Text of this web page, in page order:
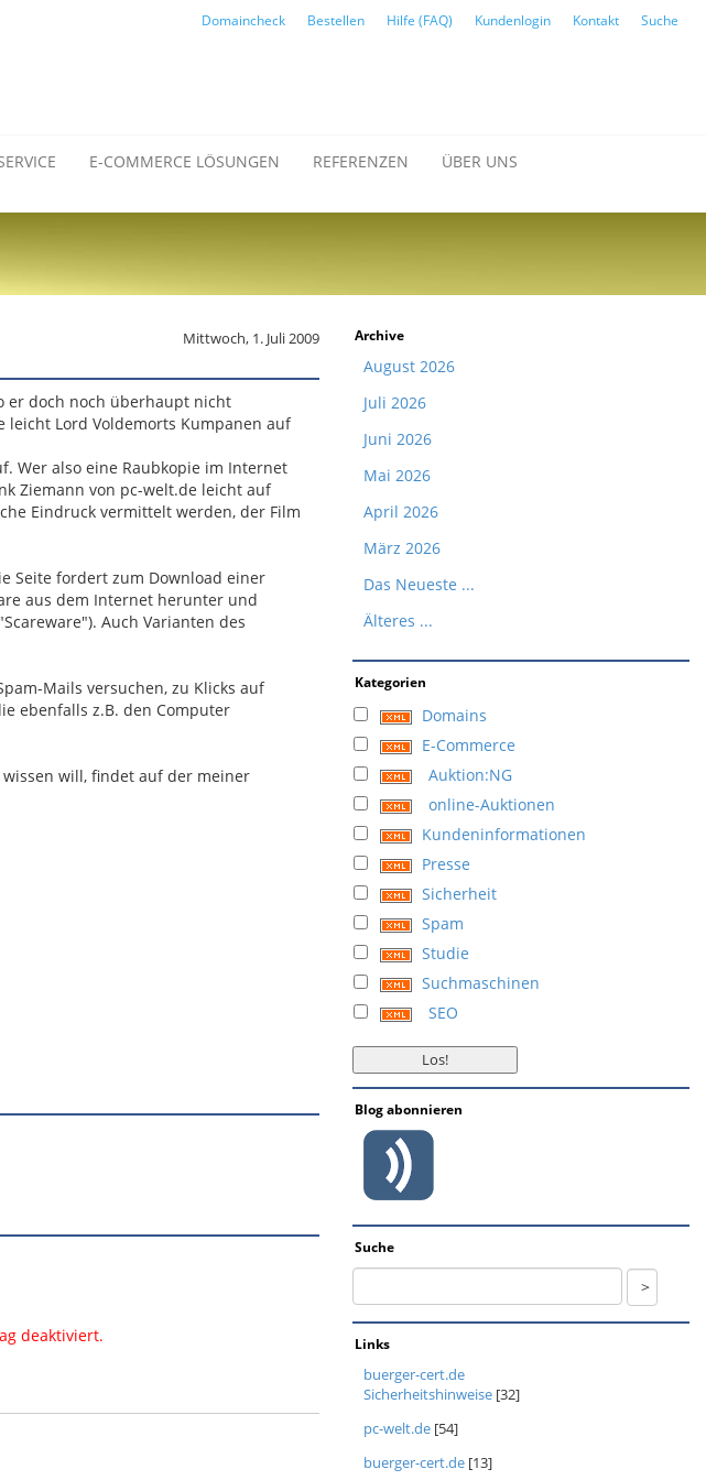
Domaincheck Bestellen Hilfe (FAQ) Kundenlogin Kontakt Suche
E-COMMERCE LÖSUNGEN REFERENZEN ÜBER UNS
Mittwoch, 1. Juli 2009
er doch noch überhaupt nicht
leicht Lord Voldemorts Kumpanen auf
Wer also eine Raubkopie im Internet
Ziemann von pc-welt.de leicht auf
Eindruck vermittelt werden, der Film
Seite fordert zum Download einer
aus dem Internet herunter und
Auch Varianten des
Mails versuchen, zu Klicks auf
ebenfalls z.B. den Computer
will, findet auf der meiner
deaktiviert.
Archive
August 2026
Juli 2026
Juni 2026
Mai 2026
April 2026
März 2026
Das Neueste ...
Älteres ...
Kategorien
Domains
E-Commerce
Auktion:NG
online-Auktionen
Kundeninformationen
Presse
Sicherheit
Spam
Studie
Suchmaschinen
SEO
Blog abonnieren
Suche
Links
buerger-cert.de
Sicherheitshinweise [32]
pc-welt.de [54]
buerger-cert.de [13]